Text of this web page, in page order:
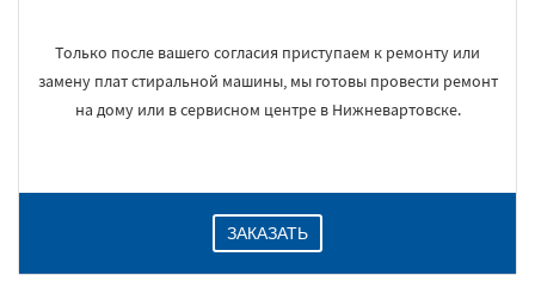
Только после вашего согласия приступаем к ремонту или
замену плат стиральной машины, мы готовы провести ремонт
на дому или в сервисном центре в Нижневартовске.
ЗАКАЗАТЬ